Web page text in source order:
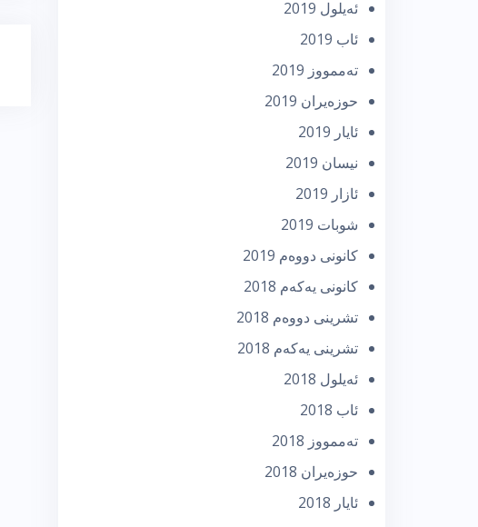
ئه‌یلول 2019
ئاب 2019
تەممووز 2019
حوزه‌یران 2019
ئایار 2019
نیسان 2019
ئازار 2019
شوبات 2019
كانونی دووه‌م 2019
كانونی یه‌كه‌م 2018
تشرینی دووه‌م 2018
تشرینی یه‌كه‌م 2018
ئه‌یلول 2018
ئاب 2018
تەممووز 2018
حوزه‌یران 2018
ئایار 2018